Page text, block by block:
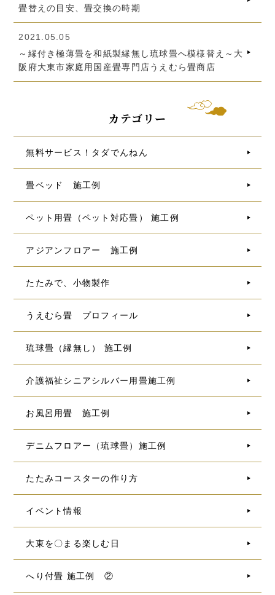
畳替えの目安、畳交換の時期
2021.05.05
～縁付き極薄畳を和紙製縁無し琉球畳へ模様替え～大
阪府大東市家庭用国産畳専門店うえむら畳商店
カテゴリー
無料サービス！タダでんねん
畳ベッド 施工例
ペット用畳（ペット対応畳） 施工例
アジアンフロアー 施工例
たたみで、小物製作
うえむら畳 プロフィール
琉球畳（縁無し） 施工例
介護福祉シニアシルバー用畳施工例
お風呂用畳 施工例
デニムフロアー（琉球畳）施工例
たたみコースターの作り方
イベント情報
大東を〇まる楽しむ日
へり付畳 施工例 ②